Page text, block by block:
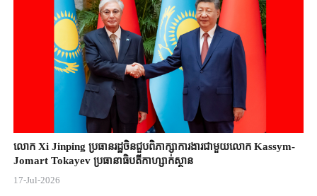
លោក Xi Jinping ប្រធានរដ្ឋចិន​ជួបពិភាក្សា​ការងារជាមួយ​លោក Kassym-
Jomart ​Tokayev ​ប្រធានាធិបតី​កាហ្សាក់ស្ថាន​
17-Jul-2026